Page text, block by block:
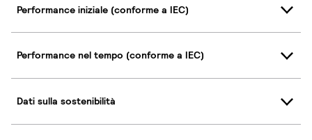
Performance iniziale (conforme a IEC)
Performance nel tempo (conforme a IEC)
Dati sulla sostenibilità